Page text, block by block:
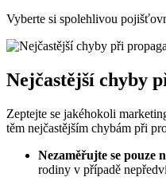
Vyberte si spolehlivou
Nejčastější chyby
Zeptejte se jakéhokoli
těm nejčastějším chybám při
Nezaměřujte se pouze
rodiny v případě